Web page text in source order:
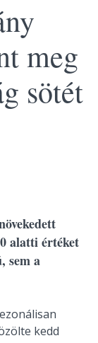
meg
sötét
alatti értéket
sem a
kedd